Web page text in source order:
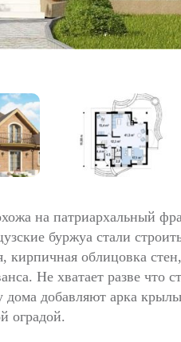
на патриархальный
буржуа стали
кирпичная облицовка
Не хватает разве
добавляют арка
оградой.